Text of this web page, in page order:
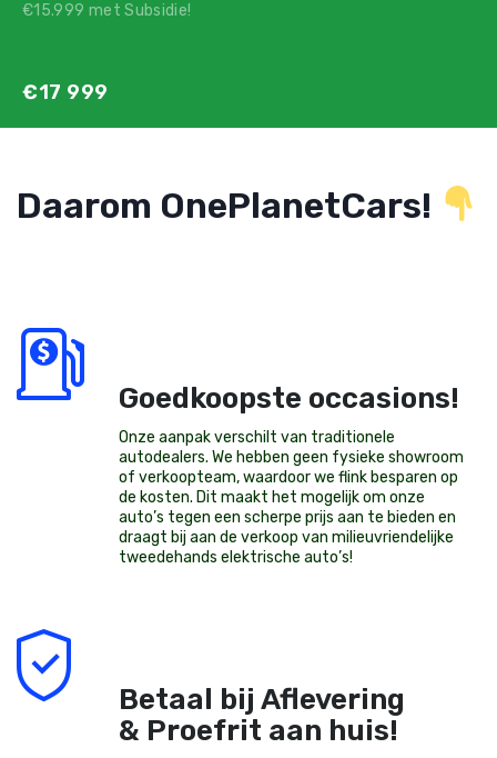
Nu maar voor:
€12 780
Daarom OnePlanetCars!
Goedkoopste occasions!
Onze aanpak verschilt van traditionele
autodealers. We hebben geen fysieke showroom
of verkoopteam, waardoor we flink besparen op
de kosten. Dit maakt het mogelijk om onze
auto’s tegen een scherpe prijs aan te bieden en
draagt bij aan de verkoop van milieuvriendelijke
tweedehands elektrische auto’s!
Betaal bij Aflevering
& Proefrit aan huis!